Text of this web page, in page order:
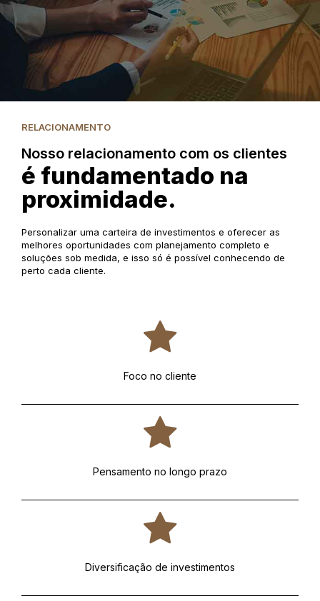
RELACIONAMENTO
Nosso relacionamento com os clientes
é fundamentado na
proximidade.
Personalizar uma carteira de investimentos e oferecer as
melhores oportunidades com planejamento completo e
soluções sob medida, e isso só é possível conhecendo de
perto cada cliente.
Foco no cliente
Pensamento no longo prazo
Diversificação de investimentos